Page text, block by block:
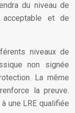
du niveau de
acceptable et de
niveaux de
non signée
La même
la preuve.
une LRE qualifiée